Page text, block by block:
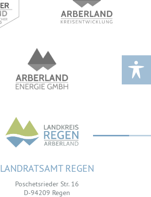
LANDRATSAMT REGEN
Poschetsrieder Str. 16
D-94209 Regen